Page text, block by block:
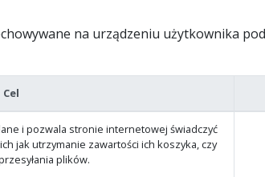
na urządzeniu użytkownika
Cel
i pozwala stronie internetowej świadczyć
jak utrzymanie zawartości ich koszyka, czy
plików.